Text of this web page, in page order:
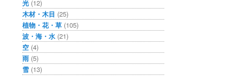
光 (12)
木材・木目 (25)
植物・花・草 (105)
波・海・水 (21)
空 (4)
雨 (5)
雪 (13)